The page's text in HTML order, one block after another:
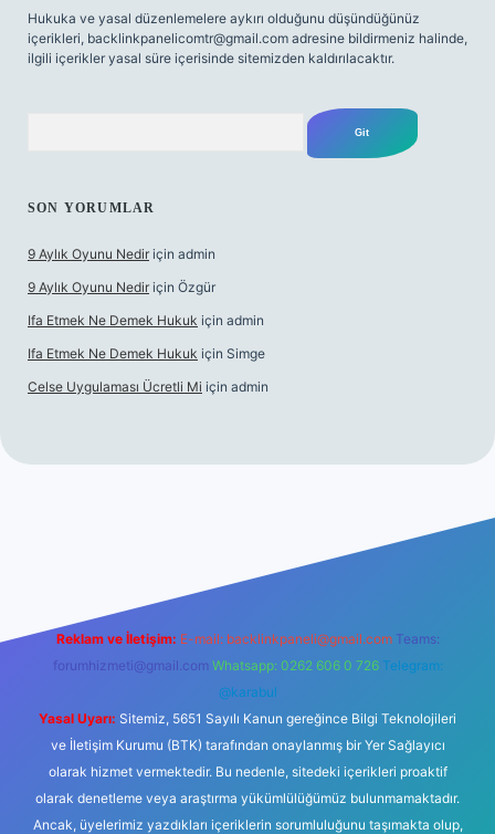
Hukuka ve yasal düzenlemelere aykırı olduğunu düşündüğünüz
içerikleri, backlinkpanelicomtr@gmail.com adresine bildirmeniz halinde,
ilgili içerikler yasal süre içerisinde sitemizden kaldırılacaktır.
SON YORUMLAR
9 Aylık Oyunu Nedir için admin
9 Aylık Oyunu Nedir için Özgür
Ifa Etmek Ne Demek Hukuk için admin
Ifa Etmek Ne Demek Hukuk için Simge
Celse Uygulaması Ücretli Mi için admin
Reklam ve İletişim: E-mail: backlinkpaneli@gmail.com Teams:
forumhizmeti@gmail.com Whatsapp: 0262 606 0 726 Telegram:
@karabul
Yasal Uyarı: Sitemiz, 5651 Sayılı Kanun gereğince Bilgi Teknolojileri
ve İletişim Kurumu (BTK) tarafından onaylanmış bir Yer Sağlayıcı
olarak hizmet vermektedir. Bu nedenle, sitedeki içerikleri proaktif
olarak denetleme veya araştırma yükümlülüğümüz bulunmamaktadır.
Ancak, üyelerimiz yazdıkları içeriklerin sorumluluğunu taşımakta olup,